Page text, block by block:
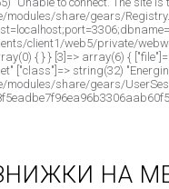
share/gears/
client1/web5/private/
{ } } [3]=> array(6) {
["class"]=> string(32)
share/gears/
НА